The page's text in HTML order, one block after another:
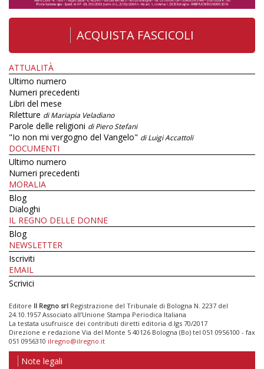
ACQUISTA FASCICOLI
ATTUALITÀ
Ultimo numero
Numeri precedenti
Libri del mese
Riletture di Mariapia Veladiano
Parole delle religioni di Piero Stefani
"Io non mi vergogno del Vangelo" di Luigi Accattoli
DOCUMENTI
Ultimo numero
Numeri precedenti
MORALIA
Blog
Dialoghi
IL REGNO DELLE DONNE
Blog
NEWSLETTER
Iscriviti
EMAIL
Scrivici
Editore Il Regno srl Registrazione del Tribunale di Bologna N. 2237 del
24.10.1957 Associato all’Unione Stampa Periodica Italiana
La testata usufruisce dei contributi diretti editoria d.lgs 70/2017
Direzione e redazione Via del Monte 5 40126 Bologna (Bo) tel 051 0956100 - fax
051 0956310 ilregno@ilregno.it
Note legali